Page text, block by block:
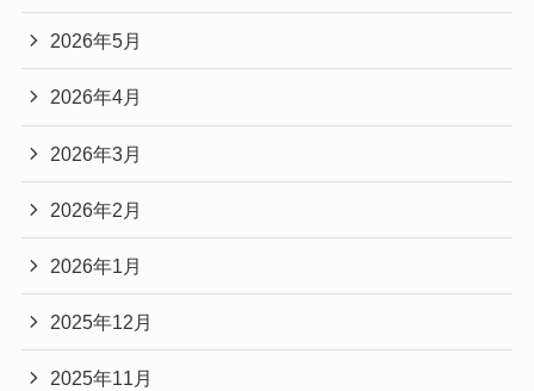
2026年5月
2026年4月
2026年3月
2026年2月
2026年1月
2025年12月
2025年11月